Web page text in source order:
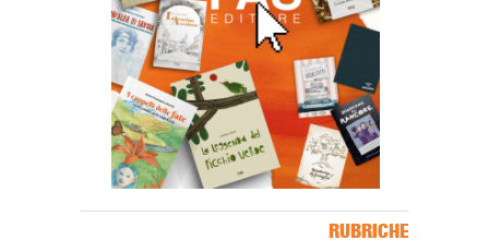
RUBRICHE